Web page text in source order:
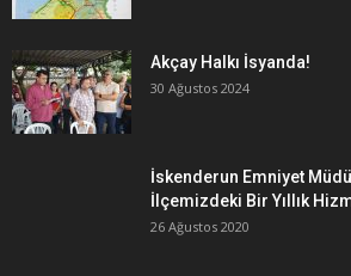
Akçay Halkı İsyanda!
30 Ağustos 2024
İskenderun Emniyet
İlçemizdeki Bir Yıllık
26 Ağustos 2020